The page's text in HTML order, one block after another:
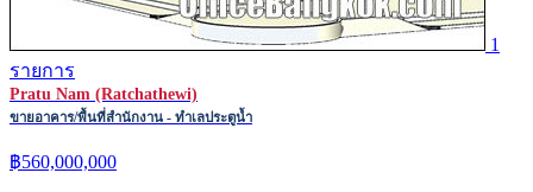
1
รายการ
Pratu Nam (Ratchathewi)
ขายอาคาร/พื้นที่สำนักงาน - ทำเลประตูน้ำ
฿560,000,000